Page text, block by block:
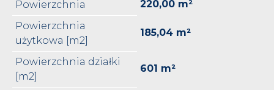
Powierzchnia
220,00 m²
Powierzchnia
użytkowa [m2]
185,04 m²
Powierzchnia działki
[m2]
601 m²